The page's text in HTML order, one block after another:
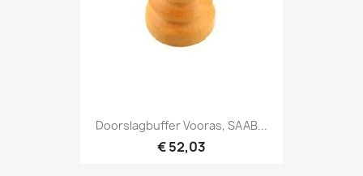
Doorslagbuffer Vooras, SAAB...
€ 52,03